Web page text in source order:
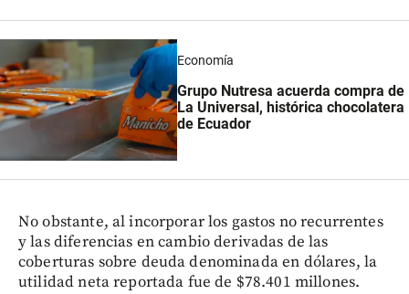
Economía
Grupo Nutresa acuerda compra de
La Universal, histórica chocolatera
de Ecuador
No obstante, al incorporar los gastos no recurrentes
y las diferencias en cambio derivadas de las
coberturas sobre deuda denominada en dólares, la
utilidad neta reportada fue de $78.401 millones.